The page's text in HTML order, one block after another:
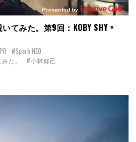
てみた。第9回：KOBY SHY ×
#Spark NEO
た。
#小林修己